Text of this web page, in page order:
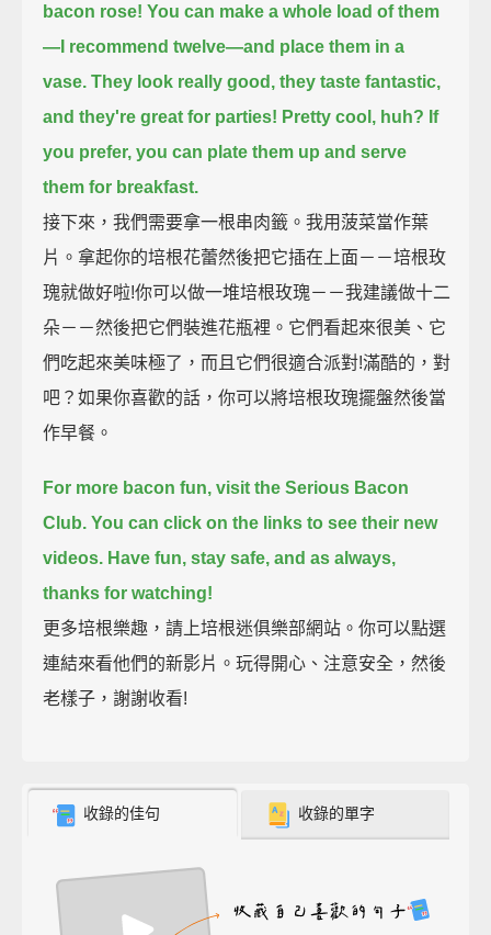
bacon rose! You can make a whole load of them
—I recommend twelve—and place them in a
vase. They look really good, they taste fantastic,
and they're great for parties! Pretty cool, huh? If
you prefer, you can plate them up and serve
them for breakfast.
接下來，我們需要拿一根串肉籤。我用菠菜當作葉
片。拿起你的培根花蕾然後把它插在上面－－培根玫
瑰就做好啦!你可以做一堆培根玫瑰－－我建議做十二
朵－－然後把它們裝進花瓶裡。它們看起來很美、它
們吃起來美味極了，而且它們很適合派對!滿酷的，對
吧？如果你喜歡的話，你可以將培根玫瑰擺盤然後當
作早餐。
For more bacon fun, visit the Serious Bacon
Club. You can click on the links to see their new
videos. Have fun, stay safe, and as always,
thanks for watching!
更多培根樂趣，請上培根迷俱樂部網站。你可以點選
連結來看他們的新影片。玩得開心、注意安全，然後
老樣子，謝謝收看!
收錄的佳句 收錄的單字